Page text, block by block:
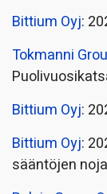
Bittium Oyj:
Tokmanni
Bittium Oyj:
Bittium Oyj:
sääntöjen